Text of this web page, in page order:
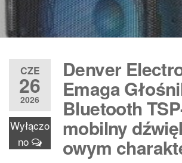
CZE
26
2026
Wyłączo
no
Denver
Emaga
Bluetooth
mobilny
owym